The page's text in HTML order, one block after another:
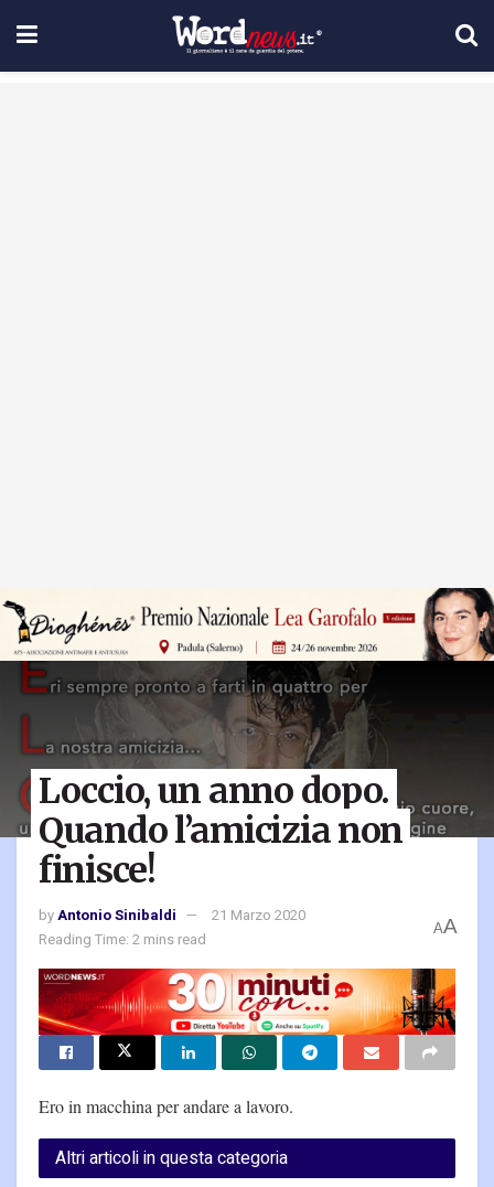
Loccio, un anno dopo.
Quando l’amicizia non
finisce!
byAntonio Sinibaldi
21 Marzo 2020
Reading Time: 2 mins read
AA
Ero in macchina per andare a lavoro.
Altri articoli in questa categoria